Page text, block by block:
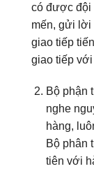
có được đội
mến, gửi lời
giao tiếp
giao tiếp với
Bộ phận
nghe
hàng,
Bộ phân
tiên với